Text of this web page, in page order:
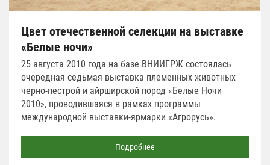
Цвет отечественной селекции на выставке
«Белые ночи»
25 августа 2010 года на базе ВНИИГРЖ состоялась
очередная седьмая выставка племенных животных
черно-пестрой и айрширской пород «Белые Ночи
2010», проводившаяся в рамках программы
международной выставки-ярмарки «Агрорусь».
Подробнее